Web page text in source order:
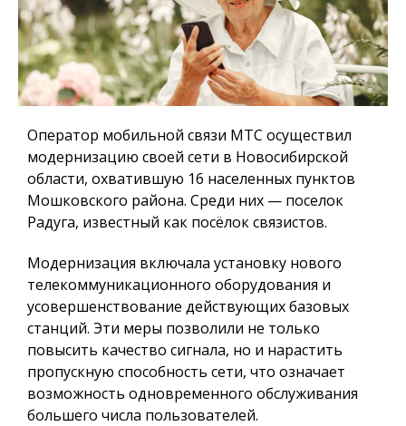
Оператор мобильной связи МТС осуществил
модернизацию своей сети в Новосибирской
области, охватившую 16 населенных пунктов
Мошковского района. Среди них — поселок
Радуга, известный как посёлок связистов.
Модернизация включала установку нового
телекоммуникационного оборудования и
усовершенствование действующих базовых
станций. Эти меры позволили не только
повысить качество сигнала, но и нарастить
пропускную способность сети, что означает
возможность одновременного обслуживания
большего числа пользователей.